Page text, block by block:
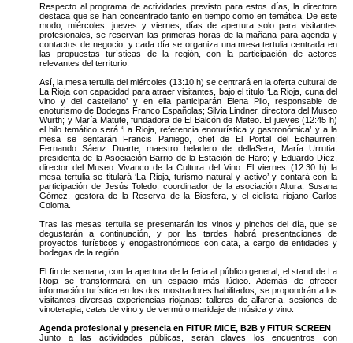
Respecto al programa de actividades previsto para estos días, la directora
destaca que se han concentrado tanto en tiempo como en temática. De este
modo, miércoles, jueves y viernes, días de apertura solo para visitantes
profesionales, se reservan las primeras horas de la mañana para agenda y
contactos de negocio, y cada día se organiza una mesa tertulia centrada en
las propuestas turísticas de la región, con la participación de actores
relevantes del territorio.
Así, la mesa tertulia del miércoles (13:10 h) se centrará en la oferta cultural de
La Rioja con capacidad para atraer visitantes, bajo el título ‘La Rioja, cuna del
vino y del castellano’ y en ella participarán Elena Pilo, responsable de
enoturismo de Bodegas Franco Españolas; Silvia Lindner, directora del Museo
Würth; y María Matute, fundadora de El Balcón de Mateo. El jueves (12:45 h)
el hilo temático será ‘La Rioja, referencia enoturística y gastronómica’ y a la
mesa se sentarán Francis Paniego, chef de El Portal del Echaurren;
Fernando Sáenz Duarte, maestro heladero de dellaSera; María Urrutia,
presidenta de la Asociación Barrio de la Estación de Haro; y Eduardo Díez,
director del Museo Vivanco de la Cultura del Vino. El viernes (12:30 h) la
mesa tertulia se titulará ‘La Rioja, turismo natural y activo’ y contará con la
participación de Jesús Toledo, coordinador de la asociación Altura; Susana
Gómez, gestora de la Reserva de la Biosfera, y el ciclista riojano Carlos
Coloma.
Tras las mesas tertulia se presentarán los vinos y pinchos del día, que se
degustarán a continuación, y por las tardes habrá presentaciones de
proyectos turísticos y enogastronómicos con cata, a cargo de entidades y
bodegas de la región.
El fin de semana, con la apertura de la feria al público general, el stand de La
Rioja se transformará en un espacio más lúdico. Además de ofrecer
información turística en los dos mostradores habilitados, se propondrán a los
visitantes diversas experiencias riojanas: talleres de alfarería, sesiones de
vinoterapia, catas de vino y de vermú o maridaje de música y vino.
Agenda profesional y presencia en FITUR MICE, B2B y FITUR SCREEN
Junto a las actividades públicas, serán claves los encuentros con